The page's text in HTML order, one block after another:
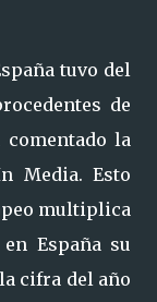
tuvo del
de
comentado la
Media. Esto
multiplica
España su
cifra del año